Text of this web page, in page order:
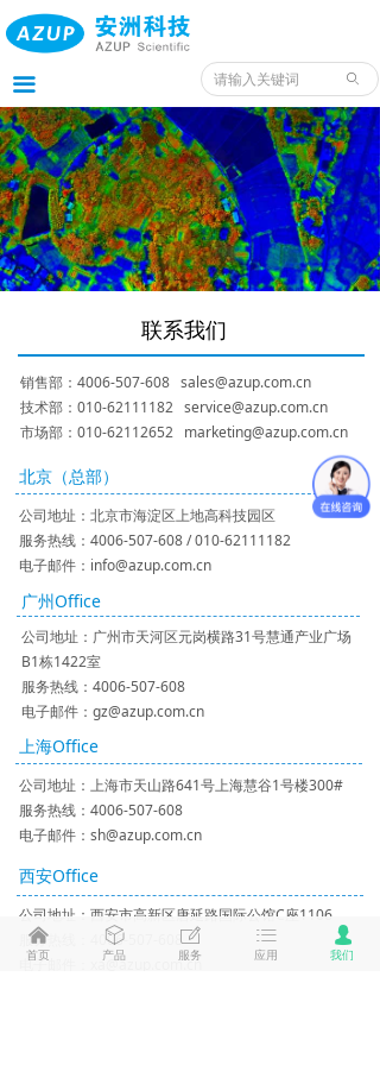
끀
首页
产品
服务
应用
案例
我们
资料
ꄙ
销售部：4006-507-608 sales@azup.com.cn
技术部：010-62111182 service@azup.com.cn
市场部：010-62112652 marketing@azup.com.cn
联系我们
北京（总部）
公司地址： 北京市海淀区上地高科技园区
服务热线：4006-507-608 / 010-62111182
电子邮件：info@azup.com.cn
广州Office
公司地址：广州市天河区元岗横路31号慧通产业广场
B1栋1422室
服务热线：4006-507-608
电子邮件：gz@azup.com.cn
上海Office
公司地址：上海市天山路641号上海慧谷1号楼300#
服务热线：4006-507-608
电子邮件：sh@azup.com.cn
西安Office
公司地址：西安市高新区唐延路国际公馆C座1106
服务热线：4006-507-608
电子邮件：xa@azup.com.cn
낀
首页
ꁦ
产品
ꂐ
服务
ꂇ
应用
넙
我们